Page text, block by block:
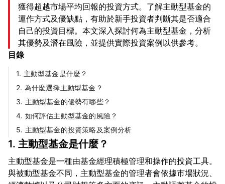
獲得超越市場平均回報的投資方式。了解主動型基金的
運作方式及優缺點，有助於新手投資者判斷其是否適合
自己的投資目標。本文深入探討何為主動型基金，分析
其優勢及潛在風險，並提供實際投資案例以供參考。
目錄
1. 主動型基金是什麼？
2. 為什麼選擇主動型基金？
3. 主動型基金的優勢有哪些？
4. 如何評估主動型基金的風險？
5. 主動型基金的投資策略及案例分析
1. 主動型基金是什麼？
主動型基金是一種由基金經理積極管理和操作的投資工具。
與被動型基金不同，主動型基金的管理者會依據市場狀況、